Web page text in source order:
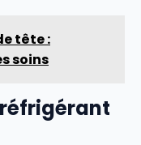
tête :
soins